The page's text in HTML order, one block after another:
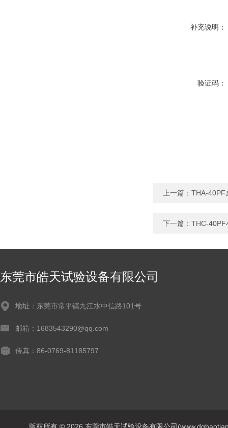
补充说明：
验证码：
上一篇： THA-40PF
下一篇： THC-40PF
东莞市皓天试验设备有限公司
地址：东莞市常平镇九江水中信路101号
邮箱：1683543290@qq.com
传真：86-0769-81185797